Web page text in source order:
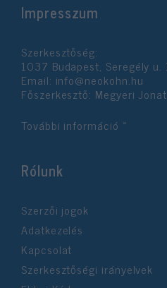
Impresszum
Szerkesztőség:
1037 Budapest, Seregély u.
Email: info@neokohn.hu
Főszerkesztő: Megyeri
További információ »
Rólunk
Szerzői jogok
Adatkezelés
Kapcsolat
Szerkesztőségi irányelvek